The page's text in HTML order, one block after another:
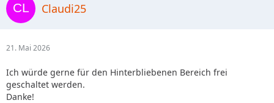
Claudi25
21. Mai 2026
Ich würde gerne für den Hinterbliebenen Bereich frei
geschaltet werden.
Danke!